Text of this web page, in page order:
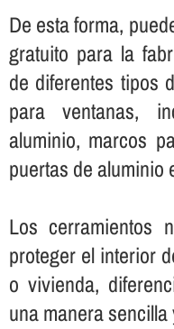
De esta forma,
gratuito para la
de diferentes tipos
para ventanas,
aluminio, marcos
puertas de aluminio
Los cerramientos
proteger el interior
o vivienda,
una manera sencilla